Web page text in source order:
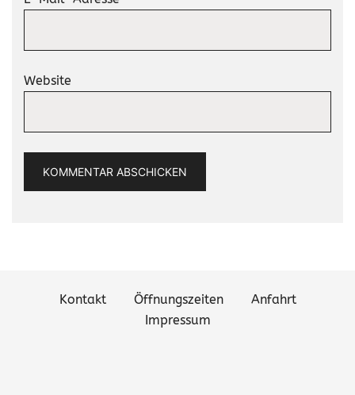
Website
Kontakt Öffnungszeiten
Anfahrt
Impressum